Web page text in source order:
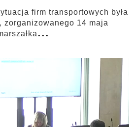
firm transportowych była
zorganizowanego 14 maja
...